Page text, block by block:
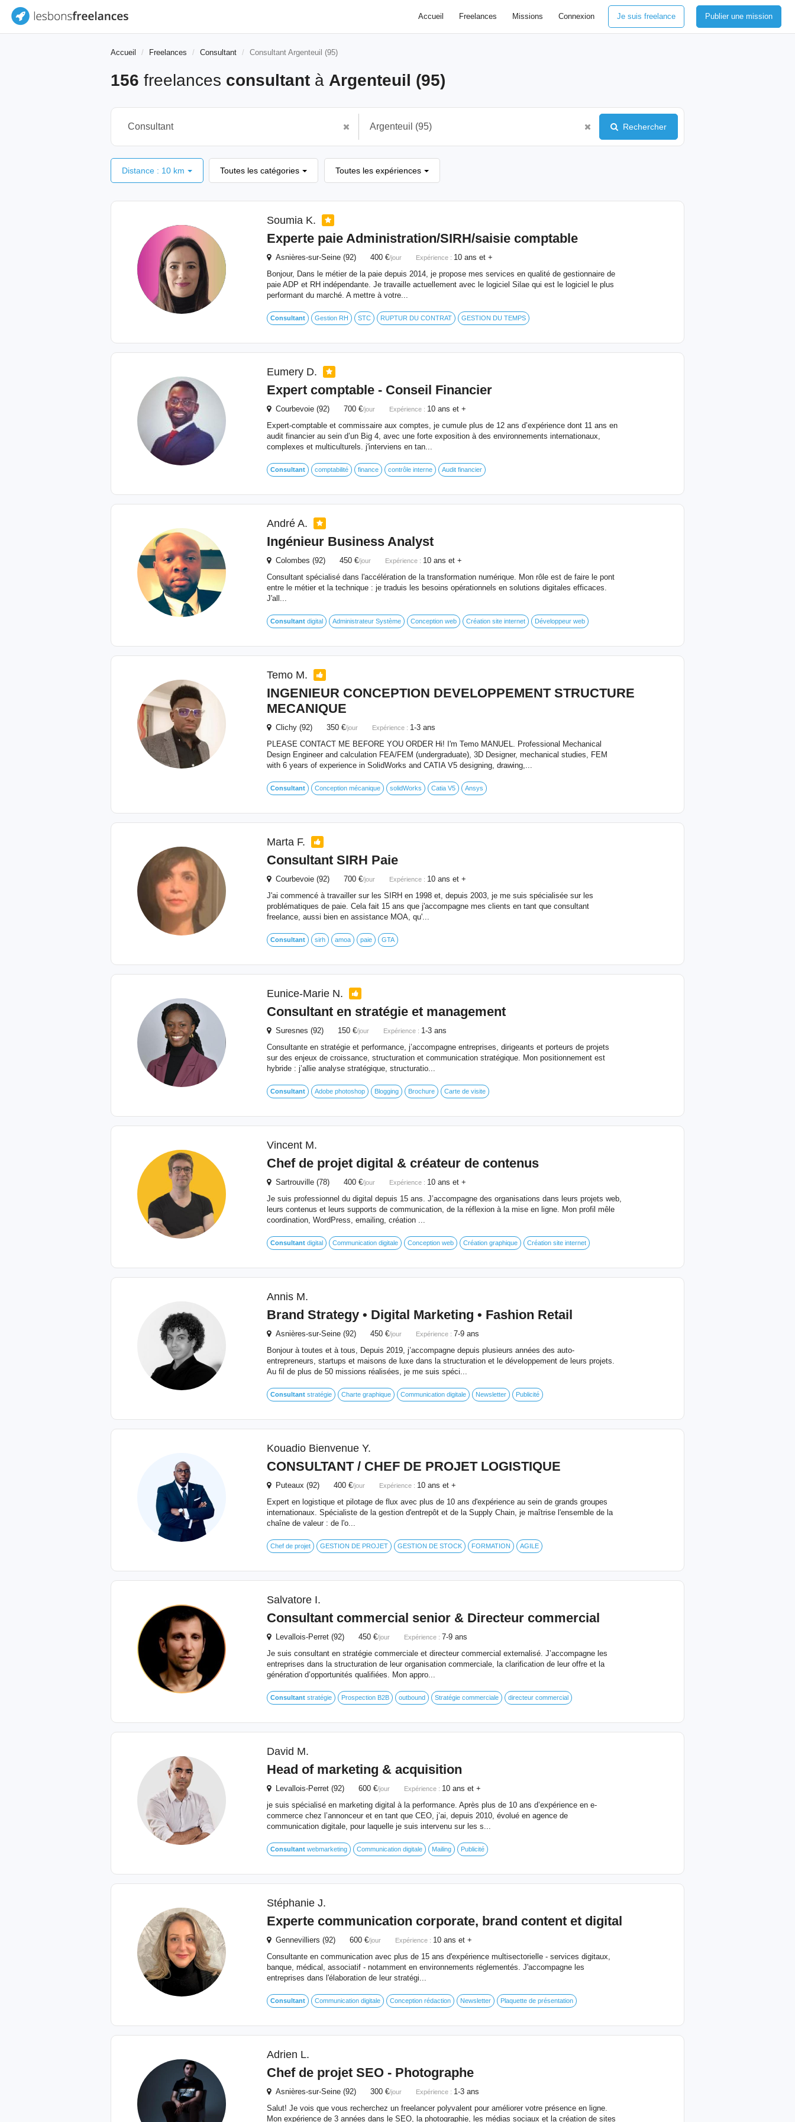
Accueil Freelances Missions Connexion Je suis freelance Publier une mission
Accueil Freelances Consultant Consultant Argenteuil (95)
156 freelances consultant à Argenteuil (95)
Rechercher
Distance : 10 km Toutes les catégories Toutes les expériences
Soumia K.
Experte paie Administration/SIRH/saisie comptable
Asnières-sur-Seine (92) 400 €/jour Expérience : 10 ans et +
Bonjour, Dans le métier de la paie depuis 2014, je propose mes services en qualité de gestionnaire de
paie ADP et RH indépendante. Je travaille actuellement avec le logiciel Silae qui est le logiciel le plus
performant du marché. A mettre à votre...
Consultant Gestion RH STC RUPTUR DU CONTRAT GESTION DU TEMPS
Eumery D.
Expert comptable - Conseil Financier
Courbevoie (92) 700 €/jour Expérience : 10 ans et +
Expert-comptable et commissaire aux comptes, je cumule plus de 12 ans d’expérience dont 11 ans en
audit financier au sein d’un Big 4, avec une forte exposition à des environnements internationaux,
complexes et multiculturels. j'interviens en tan...
Consultant comptabilité finance contrôle interne Audit financier
André A.
Ingénieur Business Analyst
Colombes (92) 450 €/jour Expérience : 10 ans et +
Consultant spécialisé dans l'accélération de la transformation numérique. Mon rôle est de faire le pont
entre le métier et la technique : je traduis les besoins opérationnels en solutions digitales efficaces.
J'all...
Consultantdigital Administrateur Système Conception web Création site internet Développeur web
Temo M.
INGENIEUR CONCEPTION DEVELOPPEMENT STRUCTURE
MECANIQUE
Clichy (92) 350 €/jour Expérience : 1-3 ans
PLEASE CONTACT ME BEFORE YOU ORDER Hi! I'm Temo MANUEL. Professional Mechanical
Design Engineer and calculation FEA/FEM (undergraduate), 3D Designer, mechanical studies, FEM
with 6 years of experience in SolidWorks and CATIA V5 designing, drawing,...
Consultant Conception mécanique solidWorks Catia V5 Ansys
Marta F.
ConsultantSIRH Paie
Courbevoie (92) 700 €/jour Expérience : 10 ans et +
J'ai commencé à travailler sur les SIRH en 1998 et, depuis 2003, je me suis spécialisée sur les
problématiques de paie. Cela fait 15 ans que j'accompagne mes clients en tant que consultant
freelance, aussi bien en assistance MOA, qu'...
Consultant sirh amoa paie GTA
Eunice-Marie N.
Consultanten stratégie et management
Suresnes (92) 150 €/jour Expérience : 1-3 ans
Consultante en stratégie et performance, j’accompagne entreprises, dirigeants et porteurs de projets
sur des enjeux de croissance, structuration et communication stratégique. Mon positionnement est
hybride : j’allie analyse stratégique, structuratio...
Consultant Adobe photoshop Blogging Brochure Carte de visite
Vincent M.
Chef de projet digital & créateur de contenus
Sartrouville (78) 400 €/jour Expérience : 10 ans et +
Je suis professionnel du digital depuis 15 ans. J’accompagne des organisations dans leurs projets web,
leurs contenus et leurs supports de communication, de la réflexion à la mise en ligne. Mon profil mêle
coordination, WordPress, emailing, création ...
Consultantdigital Communication digitale Conception web Création graphique Création site internet
Annis M.
Brand Strategy • Digital Marketing • Fashion Retail
Asnières-sur-Seine (92) 450 €/jour Expérience : 7-9 ans
Bonjour à toutes et à tous, Depuis 2019, j’accompagne depuis plusieurs années des auto-
entrepreneurs, startups et maisons de luxe dans la structuration et le développement de leurs projets.
Au fil de plus de 50 missions réalisées, je me suis spéci...
Consultantstratégie Charte graphique Communication digitale Newsletter Publicité
Kouadio Bienvenue Y.
CONSULTANT/ CHEF DE PROJET LOGISTIQUE
Puteaux (92) 400 €/jour Expérience : 10 ans et +
Expert en logistique et pilotage de flux avec plus de 10 ans d'expérience au sein de grands groupes
internationaux. Spécialiste de la gestion d'entrepôt et de la Supply Chain, je maîtrise l'ensemble de la
chaîne de valeur : de l'o...
Chef de projet GESTION DE PROJET GESTION DE STOCK FORMATION AGILE
Salvatore I.
Consultantcommercial senior & Directeur commercial
Levallois-Perret (92) 450 €/jour Expérience : 7-9 ans
Je suis consultant en stratégie commerciale et directeur commercial externalisé. J’accompagne les
entreprises dans la structuration de leur organisation commerciale, la clarification de leur offre et la
génération d’opportunités qualifiées. Mon appro...
Consultantstratégie Prospection B2B outbound Stratégie commerciale directeur commercial
David M.
Head of marketing & acquisition
Levallois-Perret (92) 600 €/jour Expérience : 10 ans et +
je suis spécialisé en marketing digital à la performance. Après plus de 10 ans d’expérience en e-
commerce chez l’annonceur et en tant que CEO, j’ai, depuis 2010, évolué en agence de
communication digitale, pour laquelle je suis intervenu sur les s...
Consultantwebmarketing Communication digitale Mailing Publicité
Stéphanie J.
Experte communication corporate, brand content et digital
Gennevilliers (92) 600 €/jour Expérience : 10 ans et +
Consultante en communication avec plus de 15 ans d'expérience multisectorielle - services digitaux,
banque, médical, associatif - notamment en environnements réglementés. J'accompagne les
entreprises dans l'élaboration de leur stratégi...
Consultant Communication digitale Conception rédaction Newsletter Plaquette de présentation
Adrien L.
Chef de projet SEO - Photographe
Asnières-sur-Seine (92) 300 €/jour Expérience : 1-3 ans
Salut! Je vois que vous recherchez un freelancer polyvalent pour améliorer votre présence en ligne.
Mon expérience de 3 années dans le SEO, la photographie, les médias sociaux et la création de sites